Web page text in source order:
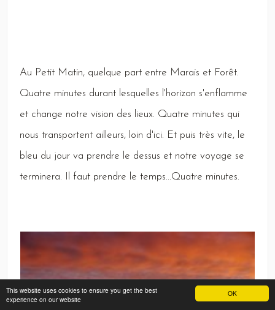
OK
This website uses cookies to ensure you get the best
experience on our website
Au Petit Matin, quelque part entre Marais et Forêt.
Quatre minutes durant lesquelles l'horizon s'enflamme
et change notre vision des lieux. Quatre minutes qui
nous transportent ailleurs, loin d'ici. Et puis très vite, le
bleu du jour va prendre le dessus et notre voyage se
terminera.
faut prendre le temps...Quatre minutes.